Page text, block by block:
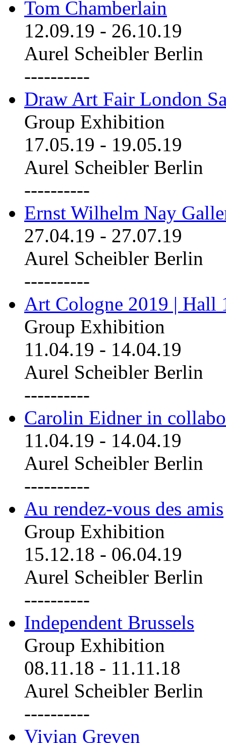
Tom Chamberlain
12.09.19 - 26.10.19
Aurel Scheibler Berlin
----------
Draw Art Fair London
Group Exhibition
17.05.19 - 19.05.19
Aurel Scheibler Berlin
----------
Ernst Wilhelm Nay
27.04.19 - 27.07.19
Aurel Scheibler Berlin
----------
Art Cologne 2019 | Hall
Group Exhibition
11.04.19 - 14.04.19
Aurel Scheibler Berlin
----------
Carolin Eidner in
11.04.19 - 14.04.19
Aurel Scheibler Berlin
----------
Au rendez-vous des amis
Group Exhibition
15.12.18 - 06.04.19
Aurel Scheibler Berlin
----------
Independent Brussels
Group Exhibition
08.11.18 - 11.11.18
Aurel Scheibler Berlin
----------
Vivian Greven